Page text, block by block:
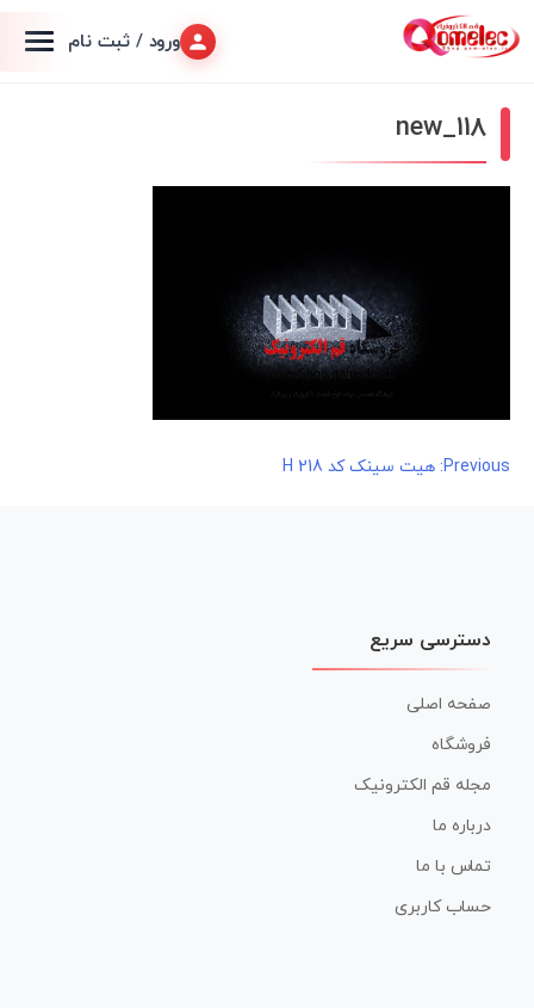
ورود / ثبت نام
118_new
راهبری
Previous: هیت سینک کد H 218
دسترسی سریع
صفحه اصلی
فروشگاه
مجله قم الکترونیک
درباره ما
تماس با ما
حساب کاربری